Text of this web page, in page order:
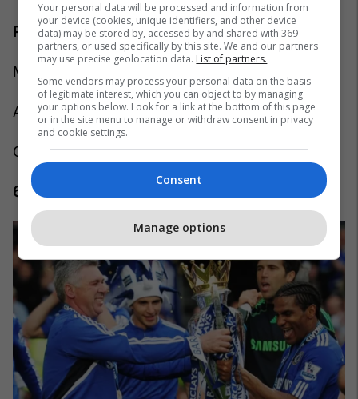
Pozitat përfundimtare:
Man Utd 79 pikë
Arsenal 78 pikë
Chelsea 75 pikë
6. Chelsea – 2009/10
Your personal data will be processed and information from
your device (cookies, unique identifiers, and other device
data) may be stored by, accessed by and shared with 369
partners, or used specifically by this site. We and our partners
may use precise geolocation data. List of partners.
Some vendors may process your personal data on the basis
of legitimate interest, which you can object to by managing
your options below. Look for a link at the bottom of this page
or in the site menu to manage or withdraw consent in privacy
and cookie settings.
Consent
Manage options